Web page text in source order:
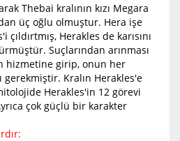
Thebai kralının kızı Megara
üç oğlu olmuştur. Hera işe
çıldırtmış, Herakles de karısını
Suçlarından arınması
hizmetine girip, onun her
gerekmiştir. Kralın Herakles'e
Herakles'in 12 görevi
çok güçlü bir karakter